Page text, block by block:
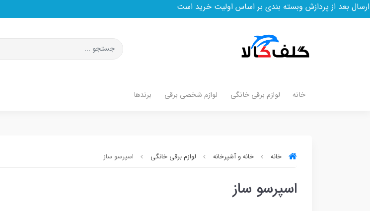
وبسته بندی بر اساس اولیت خرید است
خانه لوازم برقی خانگی لوازم شخصی برقی برندها
خانه خانه و آشپرخانه لوازم برقی خانگی اسپرسو ساز
اسپرسو ساز